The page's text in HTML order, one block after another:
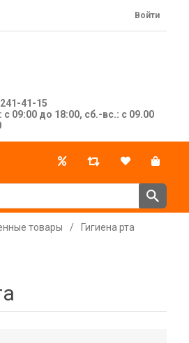
41-15
с 09:00 до 18:00, сб.-вс.: с 09.00
Войти
товары / Гигиена рта